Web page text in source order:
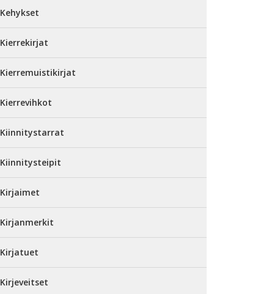
Kehykset
Kierrekirjat
Kierremuistikirjat
Kierrevihkot
Kiinnitystarrat
Kiinnitysteipit
Kirjaimet
Kirjanmerkit
Kirjatuet
Kirjeveitset